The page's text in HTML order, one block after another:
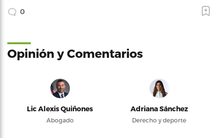
0
Opinión y Comentarios
Lic Alexis Quiñones
Abogado
Adriana Sánchez
Derecho y deporte